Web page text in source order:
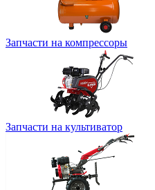
Запчасти на компрессоры
Запчасти на культиватор